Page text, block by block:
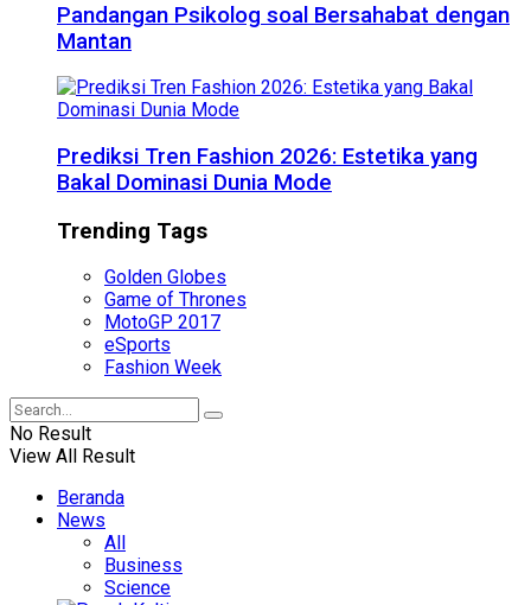
Pandangan Psikolog soal Bersahabat dengan
Mantan
Prediksi Tren Fashion 2026: Estetika yang
Bakal Dominasi Dunia Mode
Trending Tags
Golden Globes
Game of Thrones
MotoGP 2017
eSports
Fashion Week
No Result
View All Result
Beranda
News
All
Business
Science